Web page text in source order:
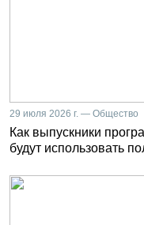
29 июля 2026 г. — Общество
Как выпускники
будут использовать